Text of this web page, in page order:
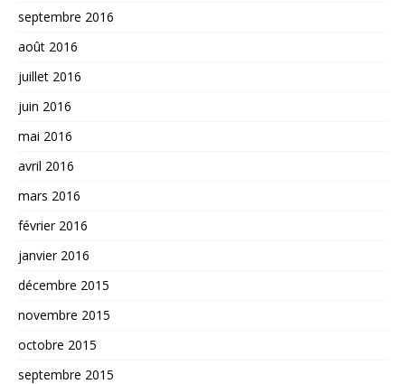
septembre 2016
août 2016
juillet 2016
juin 2016
mai 2016
avril 2016
mars 2016
février 2016
janvier 2016
décembre 2015
novembre 2015
octobre 2015
septembre 2015